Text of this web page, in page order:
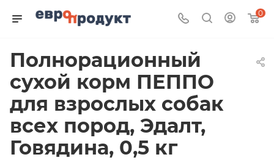
0
Полнорационный
сухой корм ПЕППО
для взрослых собак
всех пород, Эдалт,
Говядина, 0,5 кг